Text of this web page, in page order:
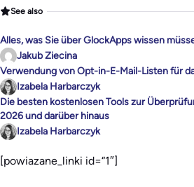
See also
Alles, was Sie über GlockApps wissen
Jakub Ziecina
Verwendung von Opt-in-E-Mail-Listen für
Izabela Harbarczyk
Die besten kostenlosen Tools zur
2026 und darüber hinaus
Izabela Harbarczyk
[powiazane_linki id=“1″]